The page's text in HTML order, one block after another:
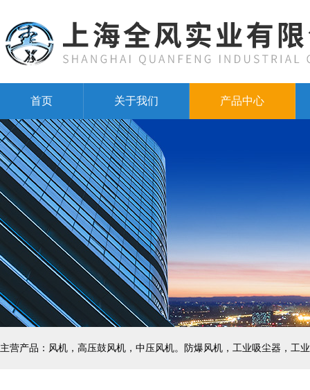
首页 关于我们 产品中心
主营产品：风机，高压鼓风机，中压风机。防爆风机，工业吸尘器，工